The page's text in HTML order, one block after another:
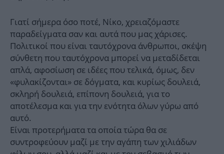
Γιατί σήμερα όσο ποτέ, Νίκο, χρειαζόμαστε
παραδείγματα σαν και αυτά που μας χάρισες.
Πολιτικοί που είναι ταυτόχρονα άνθρωποι, σκέψη
σύνθετη που ταυτόχρονα μπορεί να μεταδίδεται
απλά, αφοσίωση σε ιδέες που τελικά, όμως, δεν
«φυλακίζονται» σε δόγματα, και κυρίως δουλειά,
σκληρή δουλειά, επίπονη δουλειά, για το
αποτέλεσμα και για την ενότητα όλων γύρω από
αυτό.
Είναι προτερήματα τα οποία τώρα θα σε
συντροφεύουν μαζί με την αγάπη των χιλιάδων